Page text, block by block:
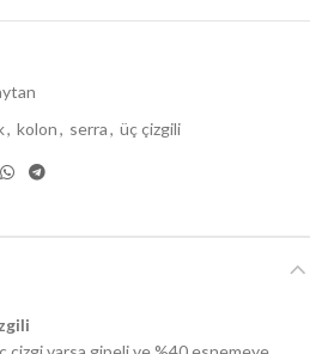
, kolon, serra, üç çizgili